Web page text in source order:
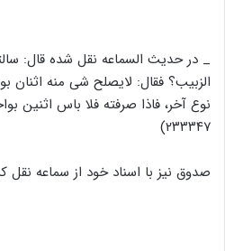
_ در حدیث السماعه نقل شده قال:
الزبیب؟ فقال: لایصلح شی منه اثنان
۲۳۳۳۴۷)
صدوق نیز با اسناد خود از سماعه نقل